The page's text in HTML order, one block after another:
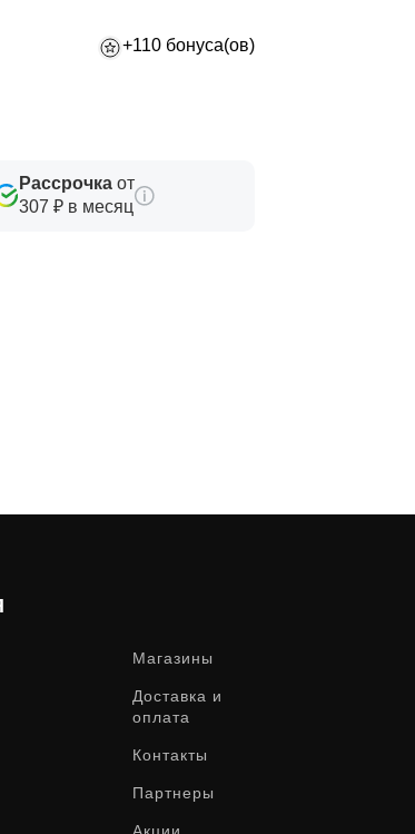
+110 бонуса(ов)
Рассрочка от
307 ₽ в месяц
Магазины
Доставка и
оплата
Контакты
Партнеры